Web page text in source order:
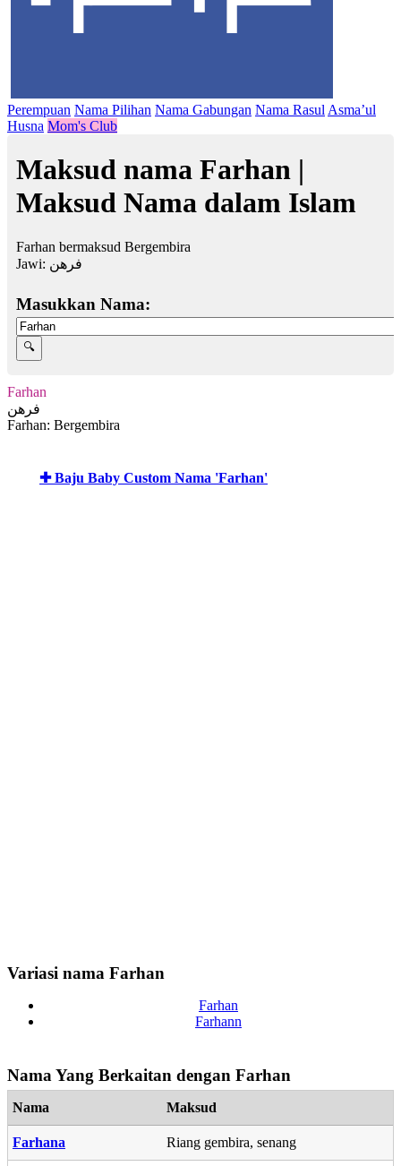
Perempuan Nama Pilihan Nama Gabungan Nama Rasul Asma’ul
Husna Mom's Club
Maksud nama Farhan |
Maksud Nama dalam Islam
Farhan bermaksud Bergembira
Jawi: فرهن
Masukkan Nama:
Farhan
فرهن
Farhan: Bergembira
✚ Baju Baby Custom Nama 'Farhan'
Variasi nama Farhan
Farhan
Farhann
Nama Yang Berkaitan dengan Farhan
Nama Maksud
Farhana Riang gembira, senang